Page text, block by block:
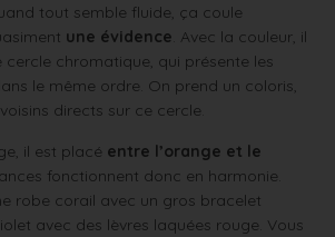
tout semble fluide, ça coule
une évidence . Avec la couleur, il
chromatique, qui présente les
le même ordre. On prend un coloris,
directs sur ce cercle.
il est placé entre l’orange et le
fonctionnent donc en harmonie.
robe corail avec un gros bracelet
avec des lèvres laquées rouge. Vous